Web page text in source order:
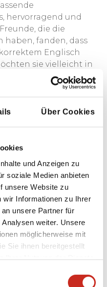
Über Cookies
und Anzeigen zu
soziale Medien anbieten
unsere Website zu
wir Informationen zu Ihrer
unsere Partner für
weiter. Unsere
möglicherweise mit
Sie ihnen bereitgestellt
Ihrer Nutzung der Dienste
hervorragend und
die die
haben, fanden, dass
Englisch
sie vielleicht in
Reiseagenten in
nächsten Jahres
unserer Reise mit
lokalen Agenten,
auch schnell. Wir
empfangen. Es
wir nicht mehr mit
zum Hotel fahren